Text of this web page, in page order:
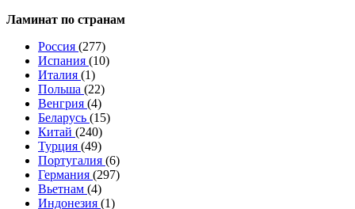
Ламинат по странам
Россия (277)
Испания (10)
Италия (1)
Польша (22)
Венгрия (4)
Беларусь (15)
Китай (240)
Турция (49)
Португалия (6)
Германия (297)
Вьетнам (4)
Индонезия (1)